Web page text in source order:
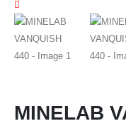
MINELAB